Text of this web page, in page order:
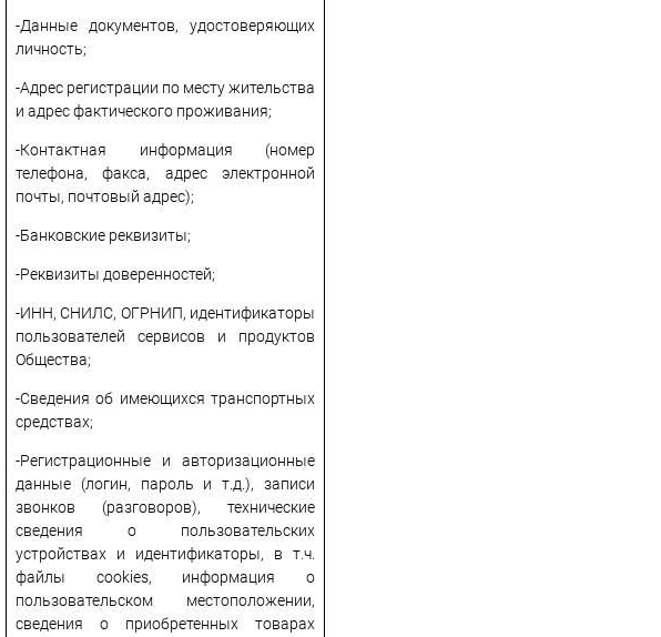
-Данные документов, удостоверяющих
личность;
-Адрес регистрации по месту жительства
и адрес фактического проживания;
-Контактная информация (номер
телефона, факса, адрес электронной
почты, почтовый адрес);
-Банковские реквизиты;
-Реквизиты доверенностей;
-ИНН, СНИЛС, ОГРНИП, идентификаторы
пользователей сервисов и продуктов
Общества;
-Сведения об имеющихся транспортных
средствах;
-Регистрационные и авторизационные
данные (логин, пароль и т.д.), записи
звонков (разговоров), технические
сведения о пользовательских
устройствах и идентификаторы, в т.ч.
файлы cookies, информация о
пользовательском местоположении,
сведения о приобретенных товарах